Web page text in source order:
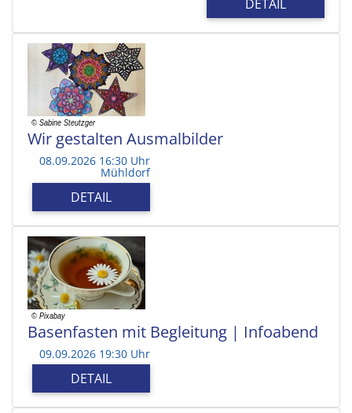
DETAIL
Wir gestalten Ausmalbilder
08.09.2026 16:30 Uhr
Mühldorf
DETAIL
Basenfasten mit Begleitung | Infoabend
09.09.2026 19:30 Uhr
DETAIL